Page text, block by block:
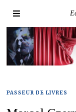
PASSEUR DE LIVRES